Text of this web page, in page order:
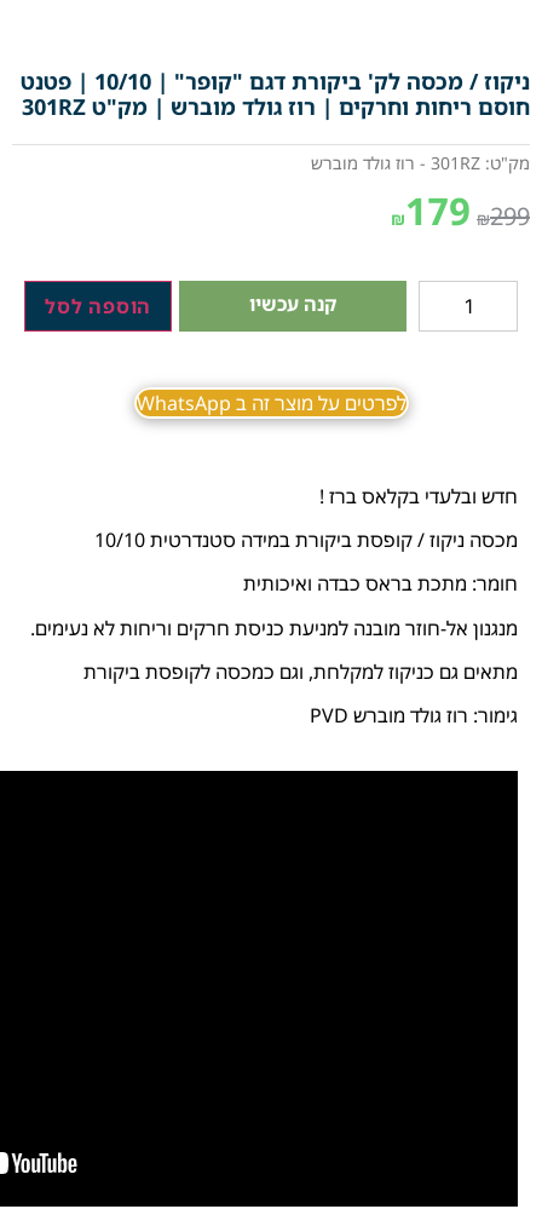
ניקוז / מכסה לק' ביקורת דגם "קופר" | 10/10 | פטנט
חוסם ריחות וחרקים | רוז גולד מוברש | מק"ט 301RZ
מק"ט: 301RZ - רוז גולד מוברש
₪299
₪179
קנה עכשיו הוספה לסל
לפרטים על מוצר זה ב WhatsApp
חדש ובלעדי בקלאס ברז !
מכסה ניקוז / קופסת ביקורת במידה סטנדרטית 10/10
חומר: מתכת בראס כבדה ואיכותית
מנגנון אל-חוזר מובנה למניעת כניסת חרקים וריחות לא נעימים.
מתאים גם כניקוז למקלחת, וגם כמכסה לקופסת ביקורת
גימור: רוז גולד מוברש PVD